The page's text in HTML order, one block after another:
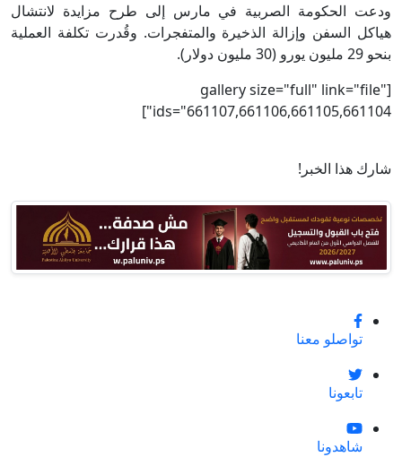
ودعت الحكومة الصربية في مارس إلى طرح مزايدة لانتشال
هياكل السفن وإزالة الذخيرة والمتفجرات. وقُدرت تكلفة العملية
بنحو 29 مليون يورو (30 مليون دولار).
[gallery size="full" link="file"
ids="661107,661106,661105,661104"]
شارك هذا الخبر!
تواصلو معنا
تابعونا
شاهدونا